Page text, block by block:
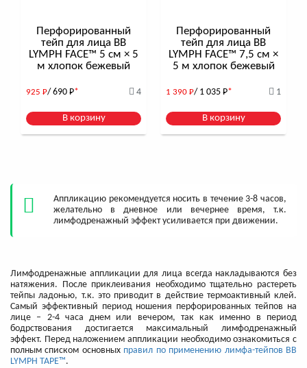
Перфорированный
тейп для лица BB
LYMPH FACE™ 5 см × 5
м хлопок бежевый
925 Р/ 690 Р* 4
В корзину
Перфорированный
тейп для лица BB
LYMPH FACE™ 7,5 см ×
5 м хлопок бежевый
1 390 Р/ 1 035 Р* 1
В корзину
Аппликацию рекомендуется носить в течение 3-8 часов,
желательно в дневное или вечернее время, т.к.
лимфодренажный эффект усиливается при движении.
Лимфодренажные аппликации для лица всегда накладываются без
натяжения. После приклеивания необходимо тщательно растереть
тейпы ладонью, т.к. это приводит в действие термоактивный клей.
Самый эффективный период ношения перфорированных тейпов на
лице – 2-4 часа днем или вечером, так как именно в период
бодрствования достигается максимальный лимфодренажный
эффект. Перед наложением аппликации необходимо ознакомиться с
полным списком основных правил по применению лимфа-тейпов BB
LYMPH TAPE™.